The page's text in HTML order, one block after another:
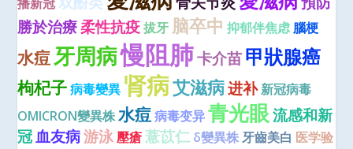
勝於治療柔性抗疫 拔牙 脑卒中 抑郁伴焦虑 腦梗
水痘牙周病慢阻肺卡介苗甲狀腺癌
枸杞子 病毒變異 肾病艾滋病进补新冠病毒
OMICRON變異株水痘 病毒变异 青光眼 流感和新
冠血友病游泳 壓瘡 薏苡仁 δ變異株 牙齒美白 医学验